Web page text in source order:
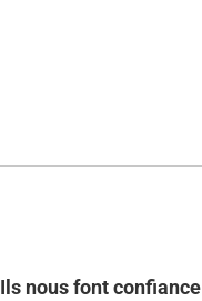
Ils nous font confiance